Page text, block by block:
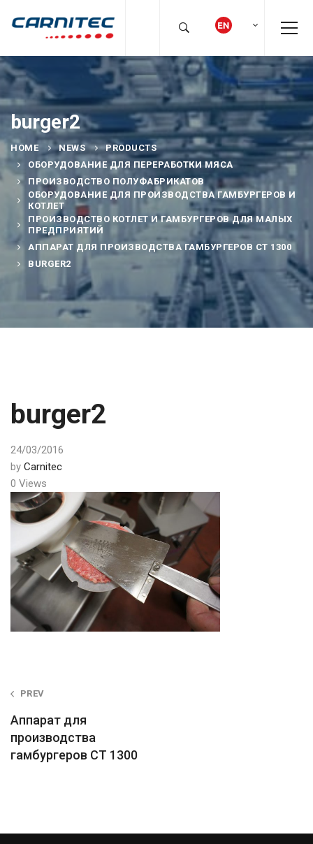
burger2
HOME NEWS
PRODUCTS
ОБОРУДОВАНИЕ ДЛЯ ПЕРЕРАБОТКИ МЯСА
ПРОИЗВОДСТВО ПОЛУФАБРИКАТОВ
ОБОРУДОВАНИЕ ДЛЯ ПРОИЗВОДСТВА ГАМБУРГЕРОВ И
КОТЛЕТ
ПРОИЗВОДСТВО КОТЛЕТ И ГАМБУРГЕРОВ ДЛЯ МАЛЫХ
ПРЕДПРИЯТИЙ
АППАРАТ ДЛЯ ПРОИЗВОДСТВА ГАМБУРГЕРОВ CT 1300
BURGER2
burger2
24/03/2016
by Carnitec
0 Views
Post
navigation
PREV
Аппарат для
производства
гамбургеров CT 1300